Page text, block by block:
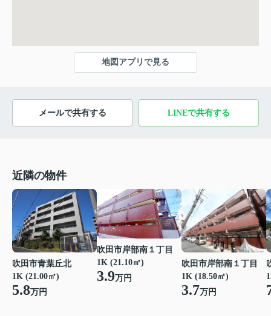
地図アプリで見る
メールで共有する LINEで共有する
近隣の物件
吹田市青葉丘北
1K (21.00㎡)
5.8万円
吹田市岸部南１丁目
1K (21.10㎡)
3.9万円
吹田市岸部南１丁目
1K (18.50㎡)
3.7万円